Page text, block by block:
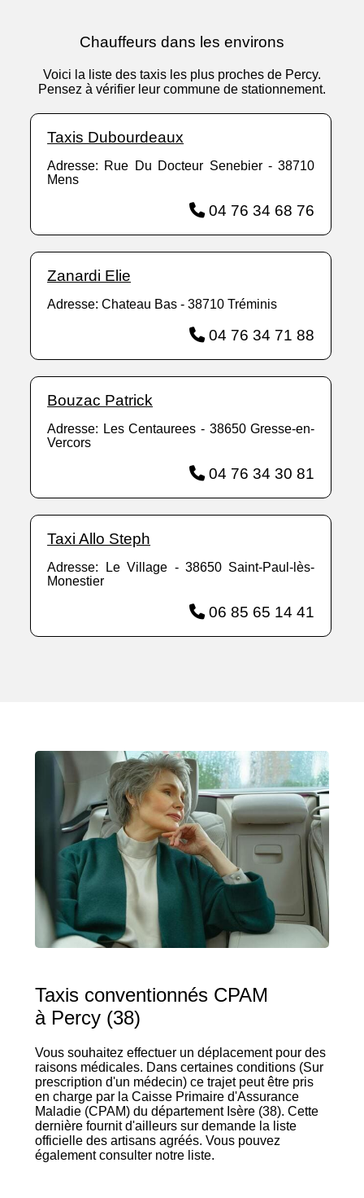
Chauffeurs dans les environs
Voici la liste des taxis les plus proches de Percy.
Pensez à vérifier leur commune de stationnement.
Taxis Dubourdeaux
Adresse: Rue Du Docteur Senebier - 38710
Mens
04 76 34 68 76
Zanardi Elie
Adresse: Chateau Bas - 38710 Tréminis
04 76 34 71 88
Bouzac Patrick
Adresse: Les Centaurees - 38650 Gresse-en-
Vercors
04 76 34 30 81
Taxi Allo Steph
Adresse: Le Village - 38650 Saint-Paul-lès-
Monestier
06 85 65 14 41
Taxis conventionnés CPAM
à Percy (38)
Vous souhaitez effectuer un déplacement pour des
raisons médicales. Dans certaines conditions (Sur
prescription d'un médecin) ce trajet peut être pris
en charge par la Caisse Primaire d'Assurance
Maladie (CPAM) du département Isère (38). Cette
dernière fournit d'ailleurs sur demande la liste
officielle des artisans agréés. Vous pouvez
également consulter notre liste.